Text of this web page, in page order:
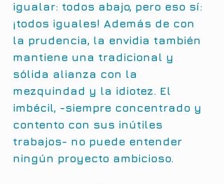
igualar: todos abajo, pero eso sí:
¡todos iguales! Además de con
la prudencia, la envidia también
mantiene una tradicional y
sólida alianza con la
mezquindad y la idiotez. El
imbécil, -siempre concentrado y
contento con sus inútiles
trabajos- no puede entender
ningún proyecto ambicioso.